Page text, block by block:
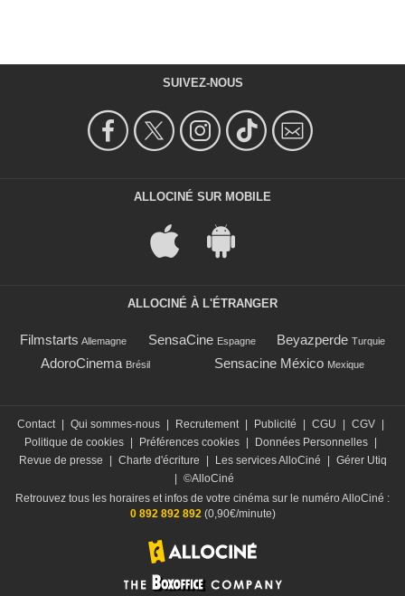
SUIVEZ-NOUS
ALLOCINÉ SUR MOBILE
ALLOCINÉ À L'ÉTRANGER
Filmstarts Allemagne SensaCine Espagne Beyazperde Turquie
AdoroCinema Brésil Sensacine México Mexique
Contact Qui sommes-nous Recrutement Publicité CGU CGV
Politique de cookies
Préférences cookies Données Personnelles
Revue de presse
Charte d'écriture Les services AlloCiné
Gérer Utiq
©AlloCiné
Retrouvez tous les horaires et infos de votre cinéma sur le numéro AlloCiné :
0 892 892 892(0,90€/minute)